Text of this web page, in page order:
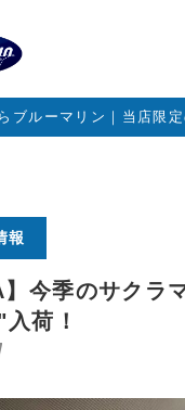
ブルーマリン｜当店限
報
】今季のサク
荷！